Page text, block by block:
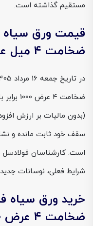
مستقیم گذاشته است.
ضخامت ۴ میل عرض ۱۰۰۰
(بدون مالیات بر ارزش
سقف خود ثابت مانده و
است. کارشناسان
شرایط فعلی، نوسانات
ضخامت ۴ عرض ۱۰۰۰ از فولادسل